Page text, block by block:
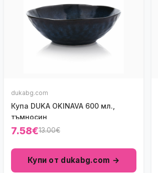
dukabg.com
Купа DUKA OKINAVA 600 мл.,
тъмносин
7.58€13.00€
Купи от dukabg.com →